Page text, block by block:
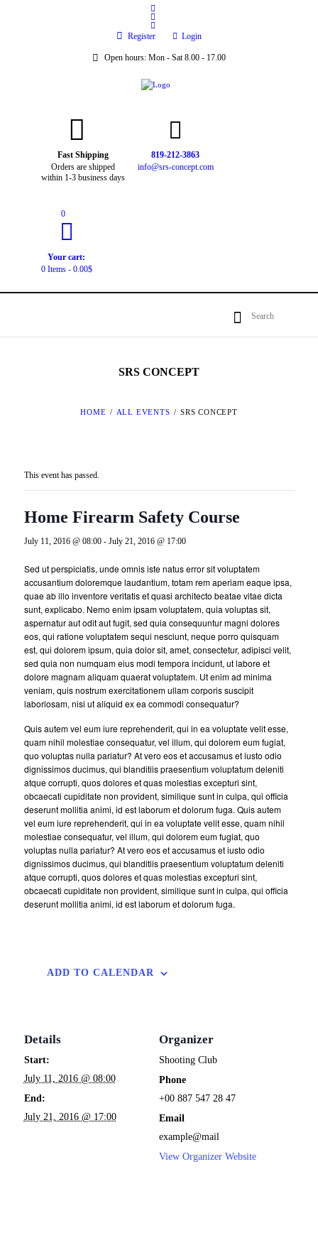
Register Login
Open hours: Mon - Sat 8.00 - 17.00
Fast Shipping
Orders are shipped
within 1-3 business days
819-212-3863
info@srs-concept.com
0
Your cart:
0 Items- 0.00$
SRS CONCEPT
HOME ALL EVENTS SRS CONCEPT
This event has passed.
Home Firearm Safety Course
July 11, 2016 @ 08:00- July 21, 2016 @ 17:00
Sed ut perspiciatis, unde omnis iste natus error sit voluptatem
accusantium doloremque laudantium, totam rem aperiam eaque ipsa,
quae ab illo inventore veritatis et quasi architecto beatae vitae dicta
sunt, explicabo. Nemo enim ipsam voluptatem, quia voluptas sit,
aspernatur aut odit aut fugit, sed quia consequuntur magni dolores
eos, qui ratione voluptatem sequi nesciunt, neque porro quisquam
est, qui dolorem ipsum, quia dolor sit, amet, consectetur, adipisci velit,
sed quia non numquam eius modi tempora incidunt, ut labore et
dolore magnam aliquam quaerat voluptatem. Ut enim ad minima
veniam, quis nostrum exercitationem ullam corporis suscipit
laboriosam, nisi ut aliquid ex ea commodi consequatur?
Quis autem vel eum iure reprehenderit, qui in ea voluptate velit esse,
quam nihil molestiae consequatur, vel illum, qui dolorem eum fugiat,
quo voluptas nulla pariatur? At vero eos et accusamus et iusto odio
dignissimos ducimus, qui blanditiis praesentium voluptatum deleniti
atque corrupti, quos dolores et quas molestias excepturi sint,
obcaecati cupiditate non provident, similique sunt in culpa, qui officia
deserunt mollitia animi, id est laborum et dolorum fuga. Quis autem
vel eum iure reprehenderit, qui in ea voluptate velit esse, quam nihil
molestiae consequatur, vel illum, qui dolorem eum fugiat, quo
voluptas nulla pariatur? At vero eos et accusamus et iusto odio
dignissimos ducimus, qui blanditiis praesentium voluptatum deleniti
atque corrupti, quos dolores et quas molestias excepturi sint,
obcaecati cupiditate non provident, similique sunt in culpa, qui officia
deserunt mollitia animi, id est laborum et dolorum fuga.
ADD TO CALENDAR
Details
Start:
July 11, 2016 @ 08:00
End:
July 21, 2016 @ 17:00
Organizer
Shooting Club
Phone
+00 887 547 28 47
Email
example@mail
View Organizer Website